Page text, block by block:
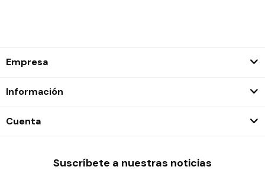
Empresa
Información
Cuenta
Suscríbete a nuestras noticias